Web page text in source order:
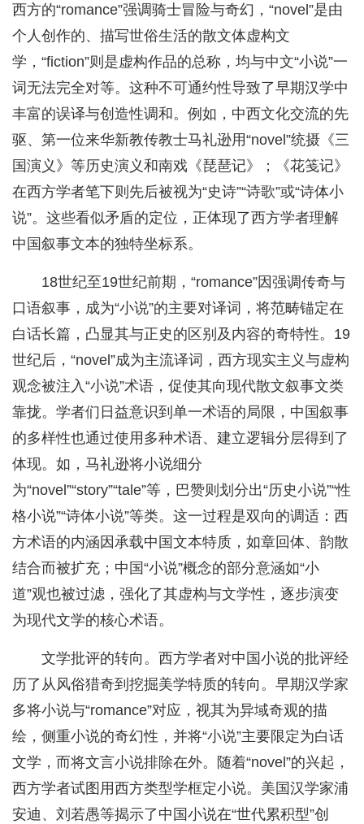
西方的“romance”强调骑士冒险与奇幻，“novel”是由
个人创作的、描写世俗生活的散文体虚构文
学，“fiction”则是虚构作品的总称，均与中文“小说”一
词无法完全对等。这种不可通约性导致了早期汉学中
丰富的误译与创造性调和。例如，中西文化交流的先
驱、第一位来华新教传教士马礼逊用“novel”统摄《三
国演义》等历史演义和南戏《琵琶记》；《花笺记》
在西方学者笔下则先后被视为“史诗”“诗歌”或“诗体小
说”。这些看似矛盾的定位，正体现了西方学者理解
中国叙事文本的独特坐标系。
18世纪至19世纪前期，“romance”因强调传奇与
口语叙事，成为“小说”的主要对译词，将范畴锚定在
白话长篇，凸显其与正史的区别及内容的奇特性。19
世纪后，“novel”成为主流译词，西方现实主义与虚构
观念被注入“小说”术语，促使其向现代散文叙事文类
靠拢。学者们日益意识到单一术语的局限，中国叙事
的多样性也通过使用多种术语、建立逻辑分层得到了
体现。如，马礼逊将小说细分
为“novel”“story”“tale”等，巴赞则划分出“历史小说”“性
格小说”“诗体小说”等类。这一过程是双向的调适：西
方术语的内涵因承载中国文本特质，如章回体、韵散
结合而被扩充；中国“小说”概念的部分意涵如“小
道”观也被过滤，强化了其虚构与文学性，逐步演变
为现代文学的核心术语。
文学批评的转向。西方学者对中国小说的批评经
历了从风俗猎奇到挖掘美学特质的转向。早期汉学家
多将小说与“romance”对应，视其为异域奇观的描
绘，侧重小说的奇幻性，并将“小说”主要限定为白话
文学，而将文言小说排除在外。随着“novel”的兴起，
西方学者试图用西方类型学框定小说。美国汉学家浦
安迪、刘若愚等揭示了中国小说在“世代累积型”创